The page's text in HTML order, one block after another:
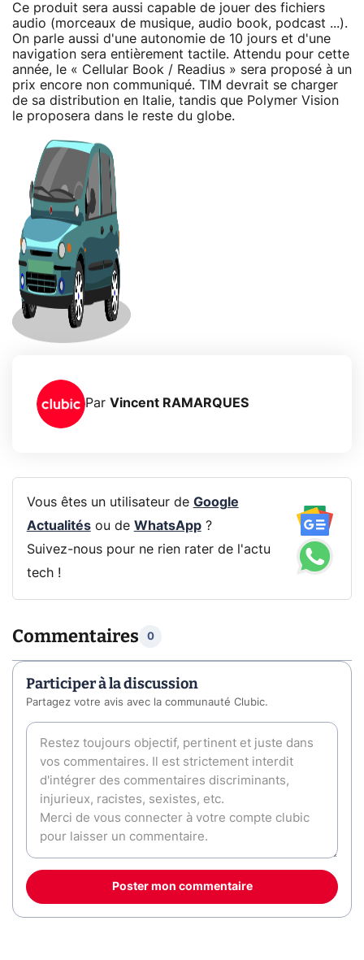
Ce produit sera aussi capable de jouer des fichiers
audio (morceaux de musique, audio book, podcast ...).
On parle aussi d'une autonomie de 10 jours et d'une
navigation sera entièrement tactile. Attendu pour cette
année, le « Cellular Book / Readius » sera proposé à un
prix encore non communiqué. TIM devrait se charger
de sa distribution en Italie, tandis que Polymer Vision
le proposera dans le reste du globe.
Par Vincent RAMARQUES
Vous êtes un utilisateur de Google
Actualitésou de WhatsApp?
Suivez-nous pour ne rien rater de l'actu
tech !
Commentaires 0
Participer à la discussion
Partagez votre avis avec la communauté Clubic.
Poster mon commentaire